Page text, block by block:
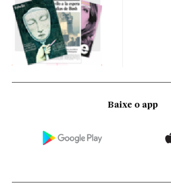
Baixe o app